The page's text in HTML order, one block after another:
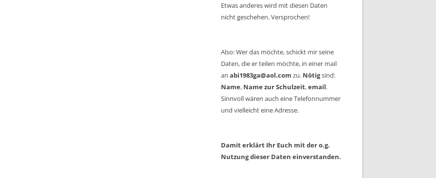
Etwas anderes wird mit diesen Daten
nicht geschehen. Versprochen!
Also: Wer das möchte, schickt mir seine
Daten, die er teilen möchte, in einer mail
an abi1983ga@aol.com zu. Nötigsind:
Name, Name zur Schulzeit,email.
Sinnvoll wären auch eine Telefonnummer
und vielleicht eine Adresse.
Damit erklärt Ihr Euch mit der o.g.
Nutzung dieser Daten einverstanden.